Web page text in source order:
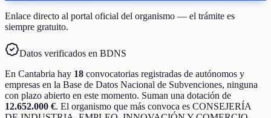
Enlace directo al portal oficial del organismo — el trámite es
siempre gratuito.
Datos verificados en BDNS
En Cantabria hay 18 convocatorias registradas de autónomos y
empresas en la Base de Datos Nacional de Subvenciones, ninguna
con plazo abierto en este momento. Suman una dotación de
12.652.000 €. El organismo que más convoca es CONSEJERÍA